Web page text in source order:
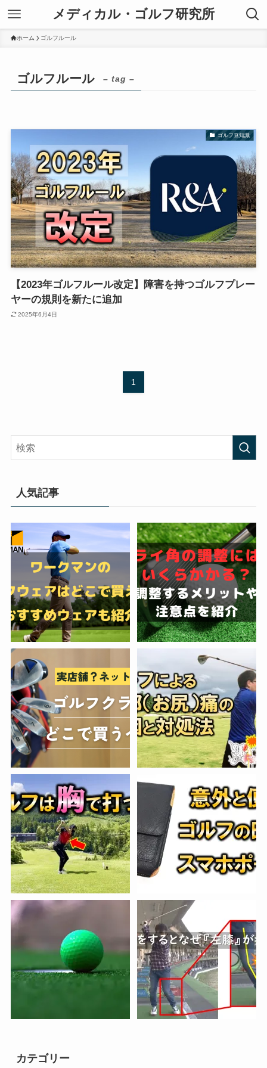
メディカル・ゴルフ研究所
ホーム ゴルフルール
ゴルフルール – tag –
ゴルフ豆知識
【2023年ゴルフルール改定】障害を持つゴルフプレー
ヤーの規則を新たに追加
2025年6月4日
1
人気記事
カテゴリー